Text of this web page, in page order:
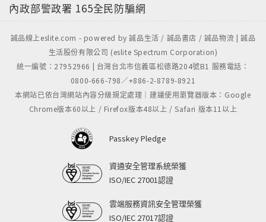
內政部警政署 165全民防騙網
誠品線上eslite.com - powered by 誠品生活 / 誠品書店 / 誠品物流 | 誠品
生活股份有限公司 (eslite Spectrum Corporation)
統一編號：27952966 | 台灣台北市信義區松德路204號B1 服務電話：
0800-666-798／+886-2-8789-8921
本網站已依台灣網站內容分級規定處理｜建議使用瀏覽器版本：Google
Chrome版本60以上 / Firefox版本48以上 / Safari 版本11以上
Passkey Pledge
資通安全管理系統榮獲
ISO/IEC 27001認證
雲端服務資訊安全管理榮獲
ISO/IEC 27017認證